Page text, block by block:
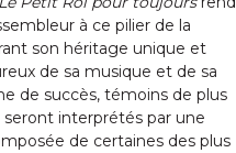
à ce pilier de la
son héritage unique et
de sa musique et de sa
de succès, témoins de plus
interprétés par une
de certaines des plus